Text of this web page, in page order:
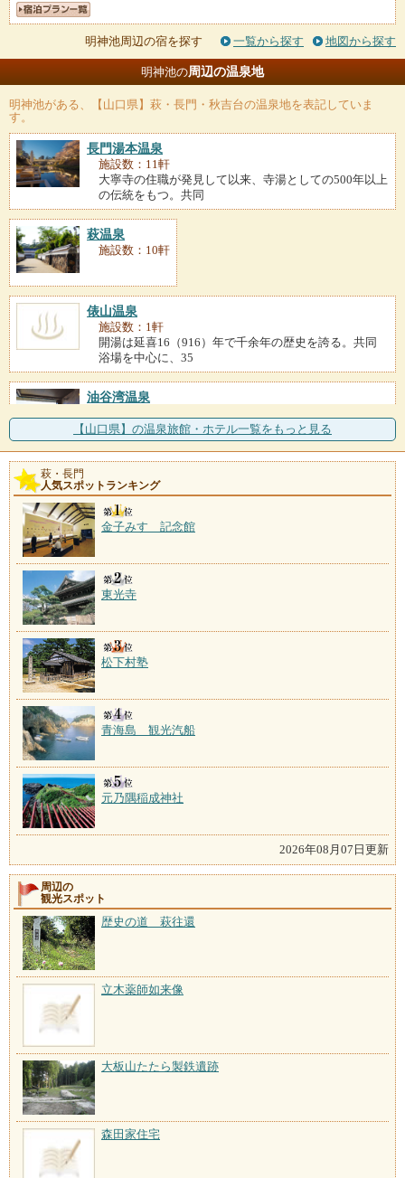
明神池周辺の宿を探す 一覧から探す 地図から探す
明神池の周辺の温泉地
明神池がある、【山口県】萩・長門・秋吉台の温泉地を表記していま
す。
長門湯本温泉
施設数：11軒
大寧寺の住職が発見して以来、寺湯としての500年以上
の伝統をもつ。共同
萩温泉
施設数：10軒
俵山温泉
施設数：1軒
開湯は延喜16（916）年で千余年の歴史を誇る。共同
浴場を中心に、35
油谷湾温泉
油谷湾を囲む向津具半島に湧く。高台にある「ホテル
楊貴館」からは海の眺望
【山口県】の温泉旅館・ホテル一覧をもっと見る
萩・長門
人気スポットランキング
金子みすゞ記念館
東光寺
松下村塾
青海島 観光汽船
元乃隅稲成神社
2026年08月07日更新
周辺の
観光スポット
歴史の道 萩往還
立木薬師如来像
大板山たたら製鉄遺跡
森田家住宅